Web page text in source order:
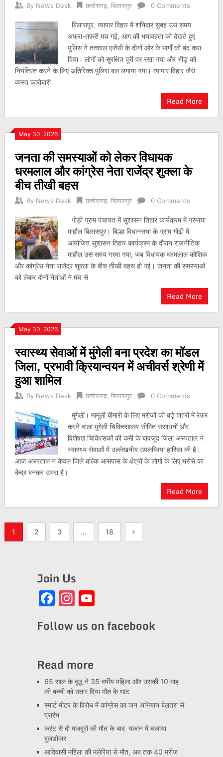
By News Desk छत्तीसगढ़, बिलासपुर 0 Comments
बिलासपुर. व्यापार विहार में शनिवार सुबह उस समय
अफरा-तफरी मच गई, आग की भयावहता को देखते हुए
पुलिस ने तत्काल एजेंसी के दोनों ओर के मार्गों को बंद करा
दिया। लोगों को सुरक्षित दूरी पर रखा गया और भीड़ को
नियंत्रित करने के लिए अतिरिक्त पुलिस बल लगाया गया। व्यापार विहार जैसे
व्यस्त कारोबारी
Read More
May 30, 2026
जनता की समस्याओं को लेकर विधायक
धरमलाल और कांग्रेस नेता राजेंद्र शुक्ला के
बीच तीखी बहस
By News Desk छत्तीसगढ़, बिलासपुर 0 Comments
गोड़ी ग्राम पंचायत में सुशासन तिहार कार्यक्रम में गरमाया
माहौल बिलासपुर। बिल्हा विधानसभा के ग्राम गोंढ़ी में
आयोजित सुशासन तिहार कार्यक्रम के दौरान राजनीतिक
माहौल उस समय गरमा गया, जब विधायक धरमलाल कौशिक
और कांग्रेस नेता राजेंद्र शुक्ला के बीच तीखी बहस हो गई। जनता की समस्याओं
को लेकर दोनों नेताओं ने मंच से
Read More
May 30, 2026
स्वास्थ्य सेवाओं में मुंगेली बना प्रदेश का मॉडल
जिला, प्रभावी क्रियान्वयन में अचीवर्स श्रेणी में
हुआ शामिल
By News Desk छत्तीसगढ़, बिलासपुर 0 Comments
मुंगेली। मामूली बीमारी के लिए मरीजों को बड़े शहरों में रेफर
करने वाला मुंगेली चिकित्सालय सीमित संसाधनों और
विशेषज्ञ चिकित्सकों की कमी के बावजूद जिला अस्पताल ने
स्वास्थ्य सेवाओं में उल्लेखनीय उपलब्धियां हासिल की है।
आज अस्पताल न केवल जिले बल्कि आसपास के क्षेत्रों के लोगों के लिए भरोसे का
केंद्र बनकर उभरा है।
Read More
Posts
1 2 3 … 18
Join Us
Facebook
Instagram
YouTube
Follow us on facebook
Read more
65 साल के वृद्ध ने 35 वर्षीय महिला और उसकी 10 माह
की बच्ची को उतार दिया मौत के घाट
स्मार्ट मीटर के विरोध में कांग्रेस का जन अभियान बेलतरा से
प्रारंभ
करंट से दो मजदूरों की मौत के बाद मकान में चलाया
बुलडोजर
आदिवासी महिला की मलेरिया से मौत, अब तक 40 मरीज